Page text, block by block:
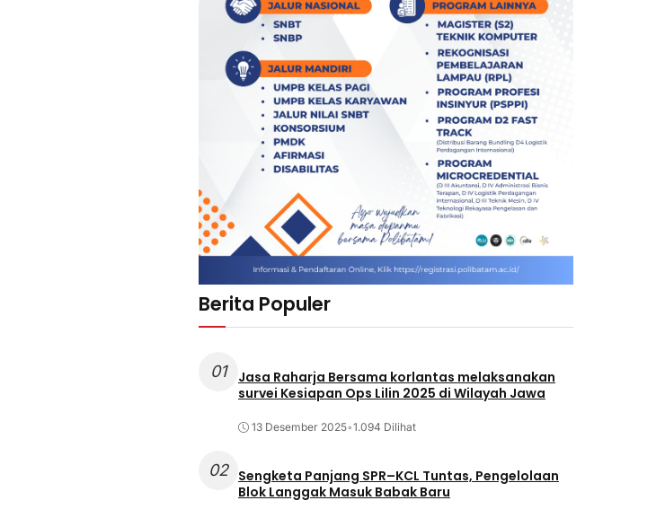
Berita Populer
01
Jasa Raharja Bersama korlantas melaksanakan
survei Kesiapan Ops Lilin 2025 di Wilayah Jawa
13 Desember 2025•1.094 Dilihat
02
Sengketa Panjang SPR–KCL Tuntas, Pengelolaan
Blok Langgak Masuk Babak Baru